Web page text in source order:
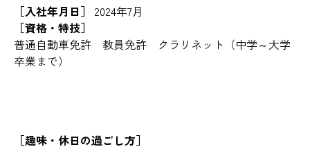
［入社年月日］
2024年7月
［資格・特技］
普通自動車免許 教員免許 クラリネット（中学～大学
卒業まで）
［趣味・休日の過ごし方］